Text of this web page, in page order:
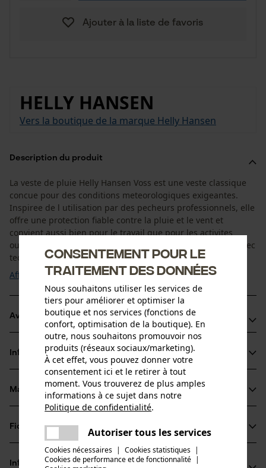
Ajouter à la liste de favoris
HELLY HANSEN
Vers la boutique de la marque Helly Hansen
Description du produit
La veste de pluie Helly Hansen Voss est une veste classique
concue pour des conditions meteorologiques exigeantes.
Inspiree de l utilisation par des pecheurs professionnels, elle
offre une protection fiable contre la pluie et le vent et
convient aussi bien pour le travail que pour les activites
outdoor et le quotidien. Le materiau PU de haute qualite avec
technologie Helox+ garantit une ...
Afficher plus
Avantages du produit
Veste 100 % impermeable et coupe-vent
Materiau stretch leger pour un grand confort
Adaptee aux longues utilisations par temps changeant et
conditions difficiles
Informations sur le produit
Détails du produit
Type de manche
manches longues
Matériau & entretien
Type de matériau
Fiches techniques
Fiche de données de sécurité du produit (PDF)
Informations fabricant
Consentement pour le
traitement des données
Nous souhaitons utiliser les services de
tiers pour améliorer et optimiser la
boutique et nos services (fonctions de
confort, optimisation de la boutique). En
outre, nous souhaitons promouvoir nos
produits (réseaux sociaux/marketing).
À cet effet, vous pouvez donner votre
consentement ici et le retirer à tout
moment. Vous trouverez de plus amples
informations à ce sujet dans notre
Politique de confidentialité.
Autoriser tous les services
Cookies nécessaires | Cookies statistiques |
Cookies de performance et de fonctionnalité |
Une erreur s'est produite. Veuillez
essayer encore.
partager
partager
mail